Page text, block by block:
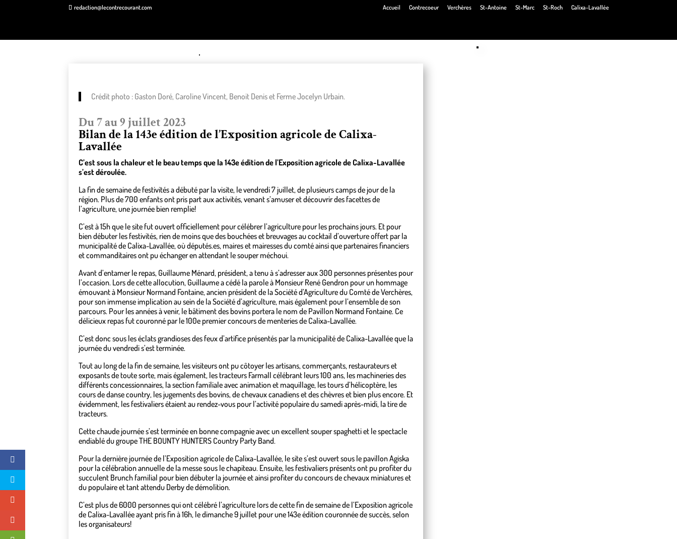
redaction@lecontrecourant.com Accueil Contrecoeur Verchères St-Antoine St-Marc St-Roch Calixa-Lavallée
Crédit photo : Gaston Doré, Caroline Vincent, Benoit Denis et Ferme Jocelyn Urbain.
Du 7 au 9 juillet 2023
Bilan de la 143e édition de l’Exposition agricole de Calixa-
Lavallée
C’est sous la chaleur et le beau temps que la 143e édition de l’Exposition agricole de Calixa-Lavallée
s’est déroulée.
La fin de semaine de festivités a débuté par la visite, le vendredi 7 juillet, de plusieurs camps de jour de la
région. Plus de 700 enfants ont pris part aux activités, venant s’amuser et découvrir des facettes de
l’agriculture, une journée bien remplie!
C’est à 15h que le site fut ouvert officiellement pour célébrer l’agriculture pour les prochains jours. Et pour
bien débuter les festivités, rien de moins que des bouchées et breuvages au cocktail d’ouverture offert par la
municipalité de Calixa-Lavallée, où députés.es, maires et mairesses du comté ainsi que partenaires financiers
et commanditaires ont pu échanger en attendant le souper méchoui.
Avant d’entamer le repas, Guillaume Ménard, président, a tenu à s’adresser aux 300 personnes présentes pour
l’occasion. Lors de cette allocution, Guillaume a cédé la parole à Monsieur René Gendron pour un hommage
émouvant à Monsieur Normand Fontaine, ancien président de la Société d’Agriculture du Comté de Verchères,
pour son immense implication au sein de la Société d’agriculture, mais également pour l’ensemble de son
parcours. Pour les années à venir, le bâtiment des bovins portera le nom de Pavillon Normand Fontaine. Ce
délicieux repas fut couronné par le 100e premier concours de menteries de Calixa-Lavallée.
C’est donc sous les éclats grandioses des feux d’artifice présentés par la municipalité de Calixa-Lavallée que la
journée du vendredi s’est terminée.
Tout au long de la fin de semaine, les visiteurs ont pu côtoyer les artisans, commerçants, restaurateurs et
exposants de toute sorte, mais également, les tracteurs Farmall célébrant leurs 100 ans, les machineries des
différents concessionnaires, la section familiale avec animation et maquillage, les tours d’hélicoptère, les
cours de danse country, les jugements des bovins, de chevaux canadiens et des chèvres et bien plus encore. Et
évidemment, les festivaliers étaient au rendez-vous pour l’activité populaire du samedi après-midi, la tire de
tracteurs.
Cette chaude journée s’est terminée en bonne compagnie avec un excellent souper spaghetti et le spectacle
endiablé du groupe THE BOUNTY HUNTERS Country Party Band.
Pour la dernière journée de l’Exposition agricole de Calixa-Lavallée, le site s’est ouvert sous le pavillon Agiska
pour la célébration annuelle de la messe sous le chapiteau. Ensuite, les festivaliers présents ont pu profiter du
succulent Brunch familial pour bien débuter la journée et ainsi profiter du concours de chevaux miniatures et
du populaire et tant attendu Derby de démolition.
C’est plus de 6000 personnes qui ont célébré l’agriculture lors de cette fin de semaine de l’Exposition agricole
de Calixa-Lavallée ayant pris fin à 16h, le dimanche 9 juillet pour une 143e édition couronnée de succès, selon
les organisateurs!